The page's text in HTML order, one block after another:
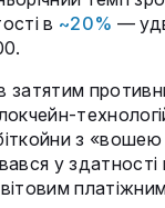
в ~20% —
затятим
з
у